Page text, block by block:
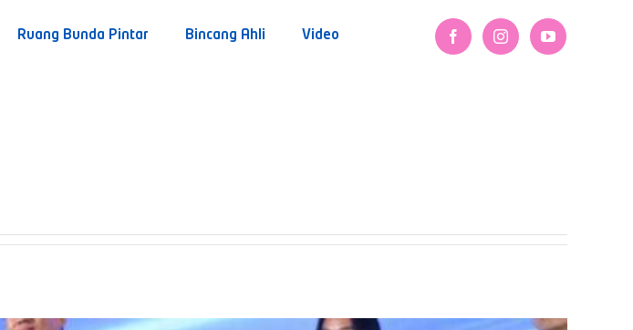
Ruang Bunda Pintar Bincang Ahli Video